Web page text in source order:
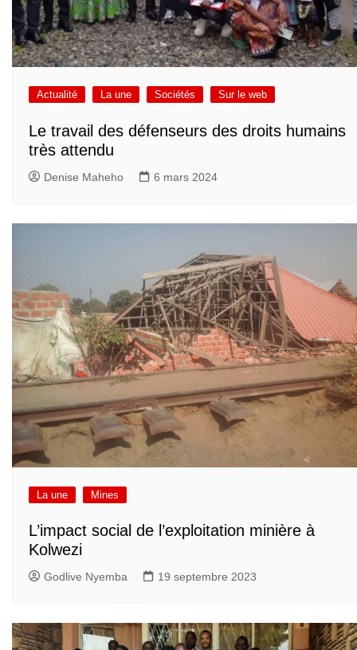
Actualité La une Sociétés Sur le web
Le travail des défenseurs des droits humains
très attendu
Denise Maheho 6 mars 2024
La une Mines
L’impact social de l’exploitation minière à
Kolwezi
Godlive Nyemba 19 septembre 2023